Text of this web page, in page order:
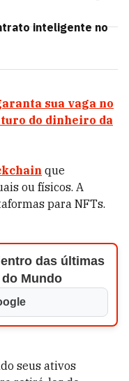
inteligente no
sua vaga no
do dinheiro da
que
ou físicos. A
para NFTs.
das últimas
Mundo
seus ativos